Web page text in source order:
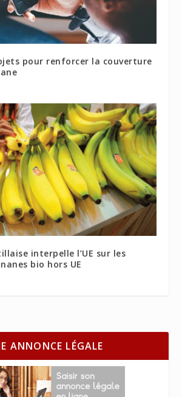
pour renforcer la couverture
interpelle l’UE sur les
bio hors UE
ANNONCE LÉGALE